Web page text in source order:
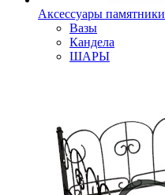
Аксессуары памятники
Вазы
Кандела
ШАРЫ